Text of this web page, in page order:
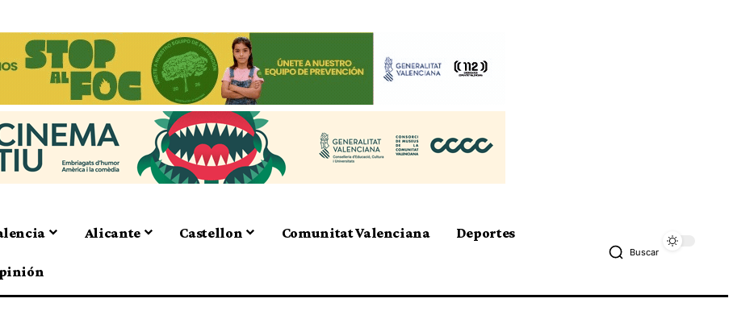
Alicante Castellon Comunitat Valenciana Deportes
Buscar